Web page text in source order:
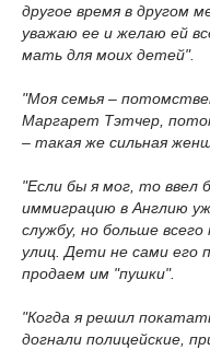
другое время в другом
уважаю ее и желаю ей
мать для моих детей".
"Моя семья –
Маргарет Тэтчер,
– такая же сильная
"Если бы я мог, то ввел
иммиграцию в Англию
службу, но больше
улиц. Дети не сами его
продаем им "пушки".
"Когда я решил
догнали полицейские,